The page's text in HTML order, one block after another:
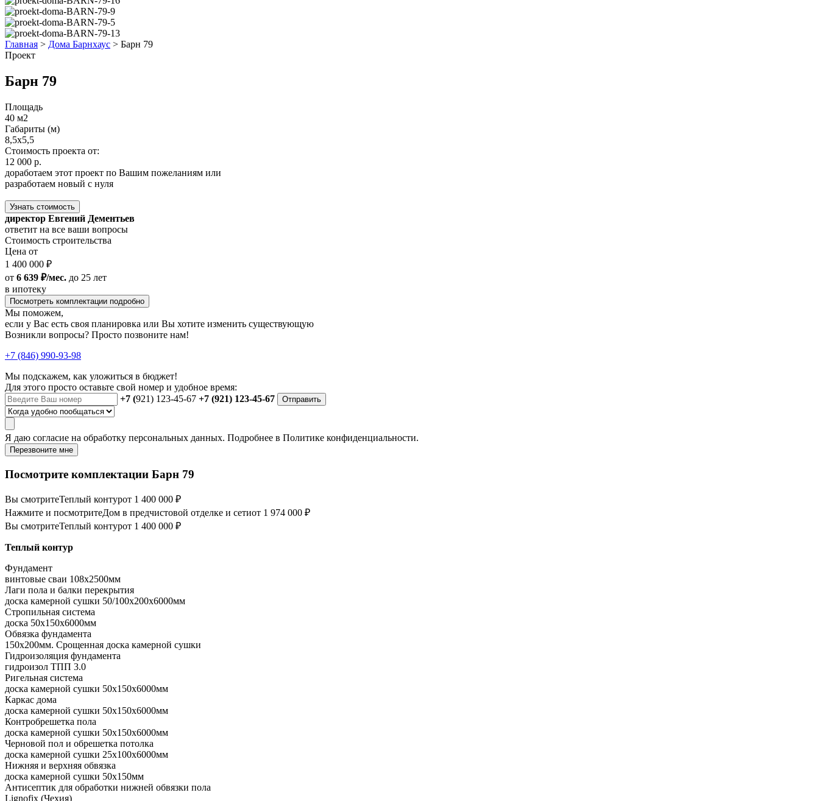
Главная > Дома Барнхаус > Барн 79
Проект
Барн 79
Площадь
40 м2
Габариты (м)
8,5x5,5
Стоимость проекта от:
12 000 р.
доработаем этот проект по Вашим пожеланиям или
разработаем новый с нуля
Узнать стоимость
директор Евгений Дементьев
ответит на все ваши вопросы
Стоимость строительства
Цена от
1 400 000 ₽
от 6 639 ₽/мес. до 25 лет
в ипотеку
Посмотреть комплектации подробно
Мы поможем,
если у Вас есть своя планировка или Вы хотите изменить существующую
Возникли вопросы? Просто позвоните нам!
+7 (846) 990-93-98
Мы подскажем, как уложиться в бюджет!
Для этого просто оставьте свой номер и удобное время:
+7 (921) 123-45-67 +7 (921) 123-45-67 Отправить
Я даю согласие на обработку персональных данных. Подробнее в Политике конфиденциальности.
Перезвоните мне
Посмотрите комплектации Барн 79
Вы смотритеТеплый контурот 1 400 000 ₽
Нажмите и посмотритеДом в предчистовой отделке и сетиот 1 974 000 ₽
Вы смотритеТеплый контурот 1 400 000 ₽
Теплый контур
Фундамент
винтовые сваи 108x2500мм
Лаги пола и балки перекрытия
доска камерной сушки 50/100x200x6000мм
Стропильная система
доска 50x150x6000мм
Обвязка фундамента
150x200мм. Срощенная доска камерной сушки
Гидроизоляция фундамента
гидроизол ТПП 3.0
Ригельная система
доска камерной сушки 50x150x6000мм
Каркас дома
доска камерной сушки 50x150x6000мм
Контробрешетка пола
доска камерной сушки 50x150x6000мм
Черновой пол и обрешетка потолка
доска камерной сушки 25x100x6000мм
Нижняя и верхняя обвязка
доска камерной сушки 50x150мм
Антисептик для обработки нижней обвязки пола
Lignofix (Чехия)